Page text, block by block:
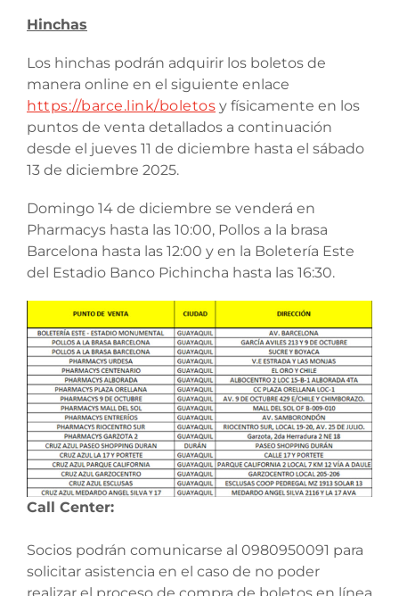
Hinchas
Los hinchas podrán adquirir los boletos de
manera online en el siguiente enlace
https://barce.link/boletos y físicamente en los
puntos de venta detallados a continuación
desde el jueves 11 de diciembre hasta el sábado
13 de diciembre 2025.
Domingo 14 de diciembre se venderá en
Pharmacys hasta las 10:00, Pollos a la brasa
Barcelona hasta las 12:00 y en la Boletería Este
del Estadio Banco Pichincha hasta las 16:30.
Call Center:
Socios podrán comunicarse al 0980950091 para
solicitar asistencia en el caso de no poder